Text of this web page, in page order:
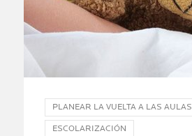
PLANEAR LA VUELTA A LAS AULAS
ESCOLARIZACIÓN